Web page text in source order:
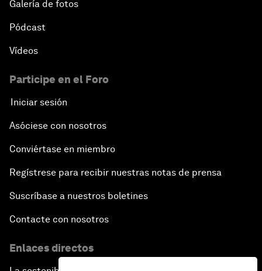
Galería de fotos
Pódcast
Vídeos
Participe en el Foro
Iniciar sesión
Asóciese con nosotros
Conviértase en miembro
Regístrese para recibir nuestras notas de prensa
Suscríbase a nuestros boletines
Contacte con nosotros
Enlaces directos